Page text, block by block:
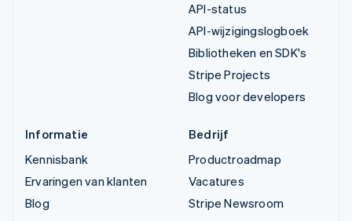
API-status
API-wijzigingslogboek
Bibliotheken en SDK's
Stripe Projects
Blog voor developers
Informatie
Kennisbank
Ervaringen van klanten
Blog
Bedrijf
Productroadmap
Vacatures
Stripe Newsroom